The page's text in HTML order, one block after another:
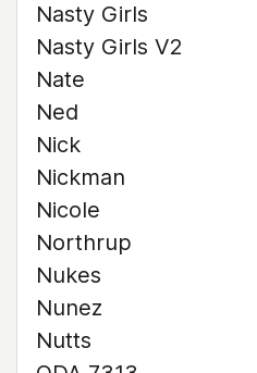
Nasty Girls
Nasty Girls V2
Nate
Ned
Nick
Nickman
Nicole
Northrup
Nukes
Nunez
Nutts